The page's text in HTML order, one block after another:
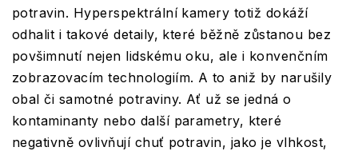
potravin. Hyperspektrální kamery totiž dokáží
odhalit i takové detaily, které běžně zůstanou bez
povšimnutí nejen lidskému oku, ale i konvenčním
zobrazovacím technologiím. A to aniž by narušily
obal či samotné potraviny. Ať už se jedná o
kontaminanty nebo další parametry, které
negativně ovlivňují chuť potravin, jako je vlhkost,